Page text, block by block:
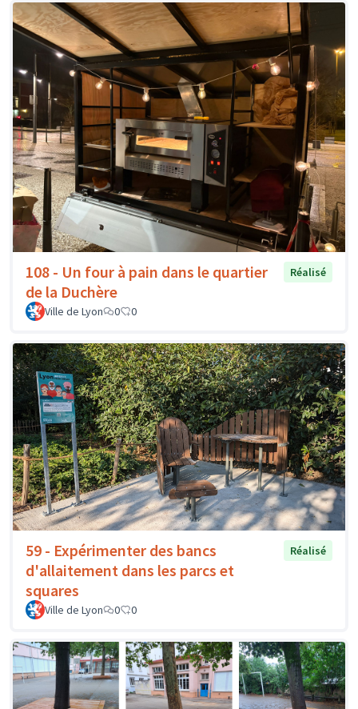
108 - Un four à pain dans le quartier
de la Duchère
Réalisé
Ville de Lyon 0 0
59 - Expérimenter des bancs
d'allaitement dans les parcs et
squares
Réalisé
Ville de Lyon 0 0